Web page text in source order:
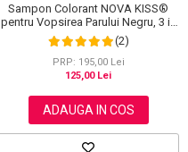
Sampon Colorant NOVA KISS®
pentru Vopsirea Parului Negru, 3 in
1, Acoperire Fire Albe, 500 ml
(2)
PRP: 195,00 Lei
125,00 Lei
ADAUGA IN COS